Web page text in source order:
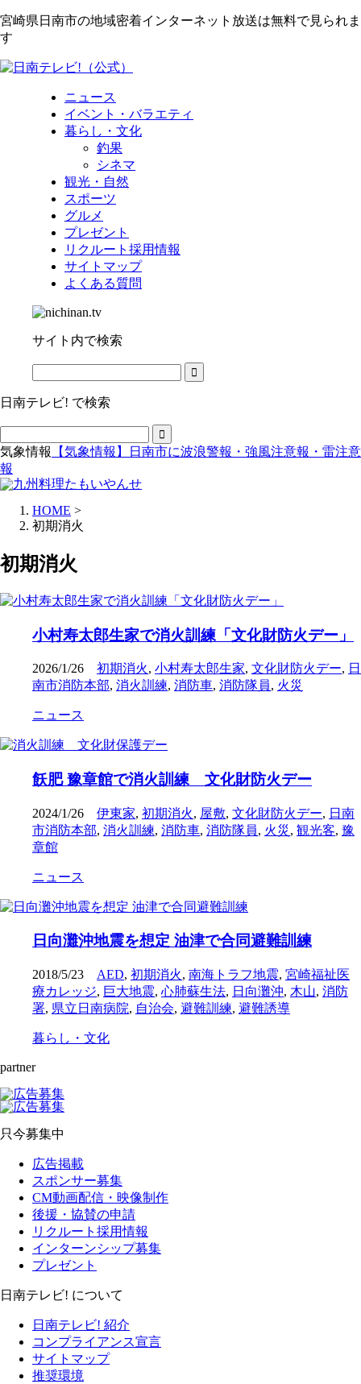
宮崎県日南市の地域密着インターネット放送は無料で見られま
す
ニュース
イベント・バラエティ
暮らし・文化
釣果
シネマ
観光・自然
スポーツ
グルメ
プレゼント
リクルート採用情報
サイトマップ
よくある質問
サイト内で検索
日南テレビ! で検索
気象情報
【気象情報】日南市に波浪警報・強風注意報・雷注意
報
HOME >
初期消火
初期消火
小村寿太郎生家で消火訓練「文化財防火デー」
2026/1/26 初期消火, 小村寿太郎生家, 文化財防火デー, 日
南市消防本部, 消火訓練, 消防車, 消防隊員, 火災
ニュース
飫肥 豫章館で消火訓練 文化財防火デー
2024/1/26 伊東家, 初期消火, 屋敷, 文化財防火デー, 日南
市消防本部, 消火訓練, 消防車, 消防隊員, 火災, 観光客, 豫
章館
ニュース
日向灘沖地震を想定 油津で合同避難訓練
2018/5/23 AED, 初期消火, 南海トラフ地震, 宮崎福祉医
療カレッジ, 巨大地震, 心肺蘇生法, 日向灘沖, 木山, 消防
署, 県立日南病院, 自治会, 避難訓練, 避難誘導
暮らし・文化
partner
只今募集中
広告掲載
スポンサー募集
CM動画配信・映像制作
後援・協賛の申請
リクルート採用情報
インターンシップ募集
プレゼント
日南テレビ! について
日南テレビ! 紹介
コンプライアンス宣言
サイトマップ
推奨環境